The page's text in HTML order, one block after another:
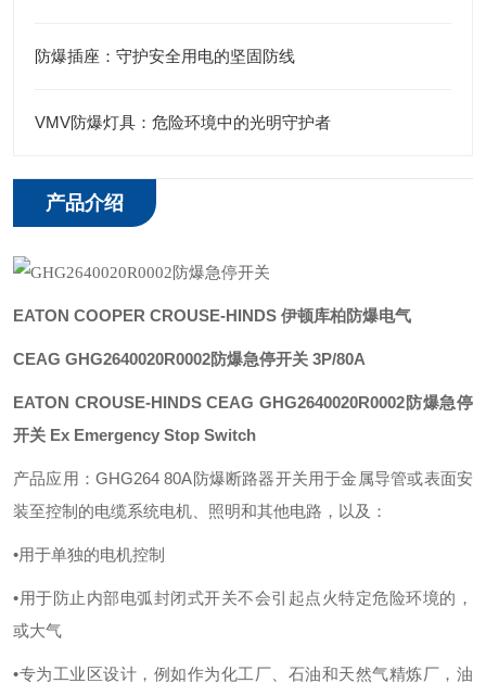
防爆插座：守护安全用电的坚固防线
VMV防爆灯具：危险环境中的光明守护者
产品介绍
EATON COOPER CROUSE-HINDS 伊顿库柏防爆电气
CEAG GHG2640020R0002防爆急停开关 3P/80A
EATON CROUSE-HINDS CEAG GHG2640020R0002防爆急停
开关 Ex Emergency Stop Switch
产品应用：GHG264 80A防爆断路器开关用于金属导管或表面安
装至控制的电缆系统电机、照明和其他电路，以及：
•用于单独的电机控制
•用于防止内部电弧封闭式开关不会引起点火特定危险环境的，
或大气
•专为工业区设计，例如作为化工厂、石油和天然气精炼厂，油